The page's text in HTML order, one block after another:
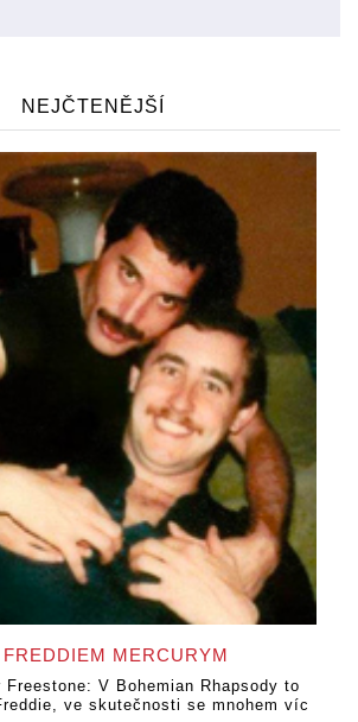
NEJČTENĚJŠÍ
MERCURYM
Freestone: V Bohemian Rhapsody to
ve skutečnosti se mnohem víc